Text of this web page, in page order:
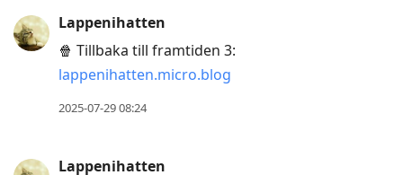
post,
Lappenihatten
🍿 Tillbaka till framtiden 3:
lappenihatten.micro.blog
2025-07-29 08:24
Lappenihatten